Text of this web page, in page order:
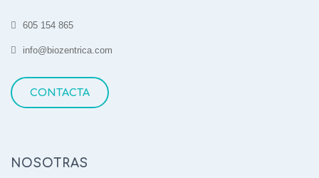
605 154 865
info@biozentrica.com
CONTACTA
NOSOTRAS